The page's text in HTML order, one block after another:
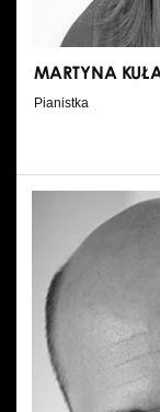
MARTYNA
Pianistka